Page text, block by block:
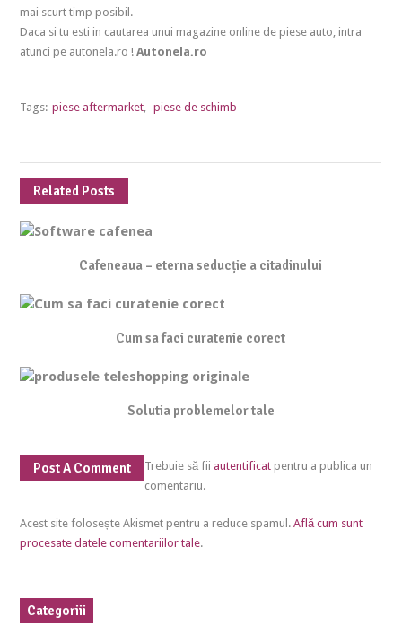
mai scurt timp posibil.
Daca si tu esti in cautarea unui magazine online de piese auto, intra
atunci pe autonela.ro ! Autonela.ro
Tags: piese aftermarket, piese de schimb
Related Posts
Cafeneaua – eterna seducție a citadinului
Cum sa faci curatenie corect
Solutia problemelor tale
Post A Comment Trebuie să fii autentificatpentru a publica un
comentariu.
Acest site folosește Akismet pentru a reduce spamul. Află cum sunt
procesate datele comentariilor tale.
Categoriii